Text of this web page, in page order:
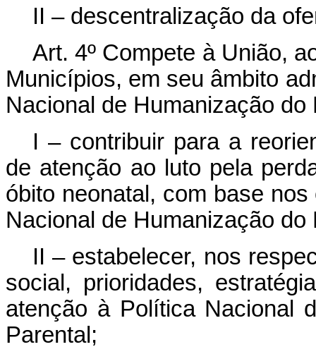
II – descentralização da
Art. 4º Compete à União,
Municípios, em seu âmbito
Nacional de Humanização
I – contribuir para a
de atenção ao luto pela
óbito neonatal, com base
Nacional de Humanização
II – estabelecer, nos
social, prioridades,
atenção à Política Nacional
Parental;